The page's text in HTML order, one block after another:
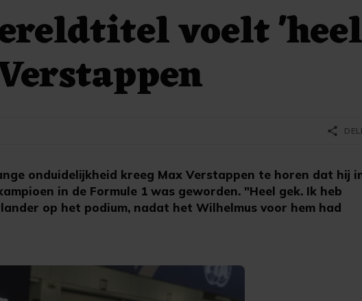
voelt 'heel
onduidelijkheid kreeg Max Verstappen te horen dat hij
in de Formule 1 was geworden. "Heel gek. Ik heb
op het podium, nadat het Wilhelmus voor hem had
share